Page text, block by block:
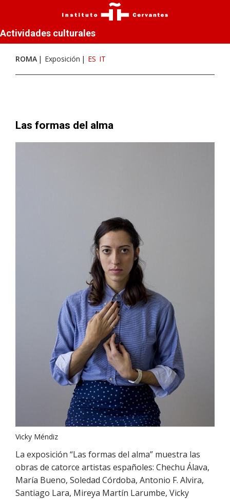
Actividades culturales
ROMA Exposición ES IT
Las formas del alma
Vicky Méndiz
La exposición “Las formas del alma” muestra las
obras de catorce artistas españoles: Chechu Álava,
María Bueno, Soledad Córdoba, Antonio F. Alvira,
Santiago Lara, Mireya Martín Larumbe, Vicky